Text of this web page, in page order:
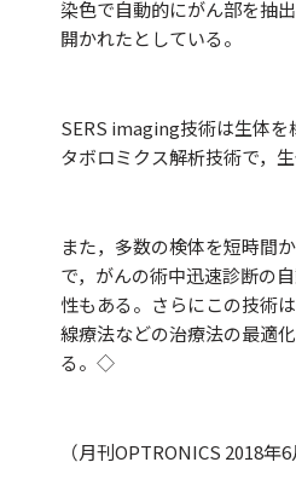
染色で自動的にがん部を抽
開かれたとしている。
SERS imaging技術は生体
タボロミクス解析技術で，
また，多数の検体を短時間
で，がんの術中迅速診断の
性もある。さらにこの技術
線療法などの治療法の最適
る。◇
（月刊OPTRONICS 2018年6